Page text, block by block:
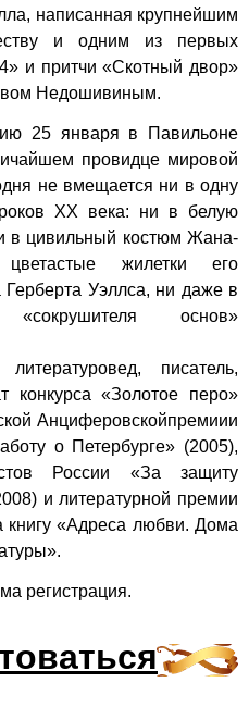
написанная крупнейшим
и одним из первых
и притчи «Скотный двор»
Недошивиным.
25 января в Павильоне
провидце мировой
не вмещается ни в одну
ХХ века: ни в белую
в цивильный костюм Жана-
жилетки его
Герберта Уэллса, ни даже в
основ»
писатель,
конкурса «Золотое перо»
Анциферовскойпремиии
о Петербурге» (2005),
России «За защиту
и литературной премии
книгу «Адреса любви. Дома
регистрация.